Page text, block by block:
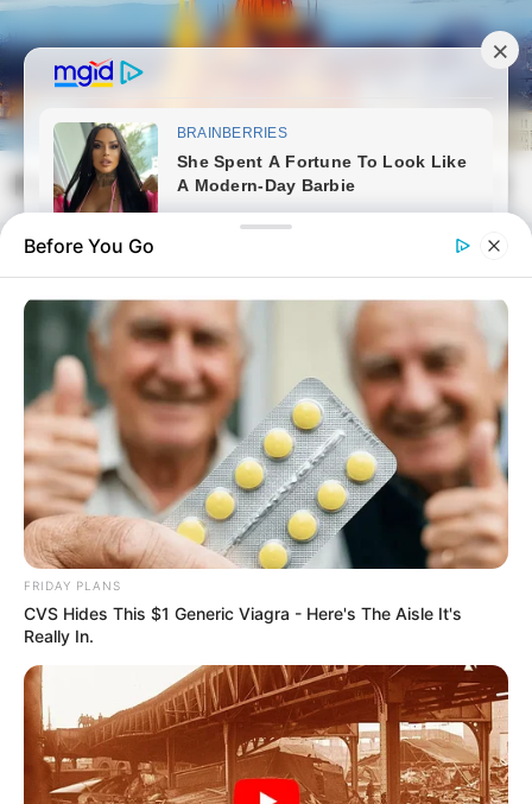
Skip
to
content
Magyarvilag.com
Search
Posted
in
Friss hírek
Ejszaka örökre lehunyta szemét…
Gyászba borult az egész
MAGYARORSZÁG!hatalmas név
távozott közülünk!
Before You Go
FRIDAY PLANS
CVS Hides This $1 Generic Viagra - Here's The Aisle It's
Really In.